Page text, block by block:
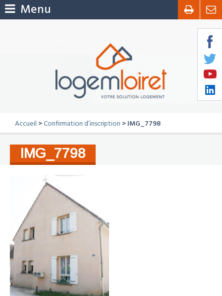
Menu
Accueil >Confirmation d’inscription > IMG_7798
IMG_7798